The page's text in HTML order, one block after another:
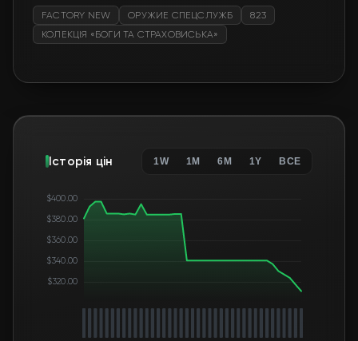
FACTORY NEW
ОРУЖИЕ СПЕЦСЛУЖБ
823
КОЛЕКЦІЯ «БОГИ ТА СТРАХОВИСЬКА»
Історія цін 1W 1M 6M 1Y ВСЕ
$320.00
$340.00
$360.00
$380.00
$400.00